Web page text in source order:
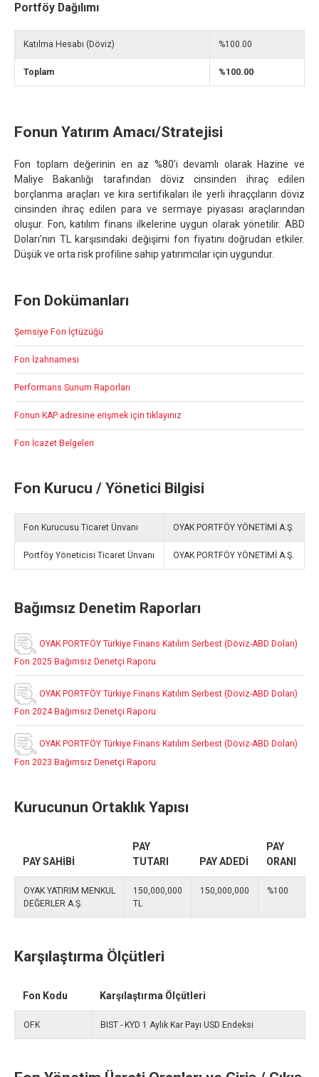
Portföy Dağılımı
Katılma Hesabı (Döviz) %100.00
Toplam %100.00
Fonun Yatırım Amacı/Stratejisi
Fon toplam değerinin en az %80’i devamlı olarak Hazine ve
Maliye Bakanlığı tarafından döviz cinsinden ihraç edilen
borçlanma araçları ve kira sertifikaları ile yerli ihraççıların döviz
cinsinden ihraç edilen para ve sermaye piyasası araçlarından
oluşur. Fon, katılım finans ilkelerine uygun olarak yönetilir. ABD
Doları’nın TL karşısındaki değişimi fon fiyatını doğrudan etkiler.
Düşük ve orta risk profiline sahip yatırımcılar için uygundur.
Fon Dokümanları
Şemsiye Fon İçtüzüğü
Fon İzahnamesi
Performans Sunum Raporları
Fonun KAP adresine erişmek için tıklayınız
Fon İcazet Belgeleri
Fon Kurucu / Yönetici Bilgisi
Fon Kurucusu Ticaret Ünvanı OYAK PORTFÖY YÖNETİMİ A.Ş.
Portföy Yöneticisi Ticaret Ünvanı OYAK PORTFÖY YÖNETİMİ A.Ş.
Bağımsız Denetim Raporları
OYAK PORTFÖY Türkiye Finans Katılım Serbest (Döviz-ABD Doları)
Fon 2025 Bağımsız Denetçi Raporu
OYAK PORTFÖY Türkiye Finans Katılım Serbest (Döviz-ABD Doları)
Fon 2024 Bağımsız Denetçi Raporu
OYAK PORTFÖY Türkiye Finans Katılım Serbest (Döviz-ABD Doları)
Fon 2023 Bağımsız Denetçi Raporu
Kurucunun Ortaklık Yapısı
PAY SAHİBİ
PAY
TUTARI
PAY ADEDİ
PAY
ORANI
OYAK YATIRIM MENKUL
DEĞERLER A.Ş.
150,000,000
TL
150,000,000 %100
Karşılaştırma Ölçütleri
Fon Kodu Karşılaştırma Ölçütleri
OFK BIST - KYD 1 Aylık Kar Payı USD Endeksi